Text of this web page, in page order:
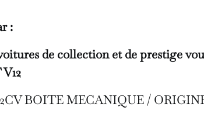
:
de collection et de prestige
BOITE MECANIQUE /